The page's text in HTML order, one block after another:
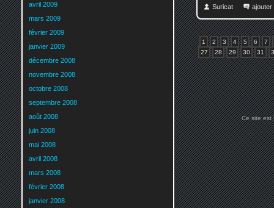
Suricat ajouter
1 2 3 4 5 6
7
27
28 29 30 31
avril 2009
mars 2009
février 2009
janvier 2009
décembre 2008
novembre 2008
octobre 2008
septembre 2008
août 2008
juin 2008
mai 2008
avril 2008
mars 2008
février 2008
janvier 2008
Ce site est